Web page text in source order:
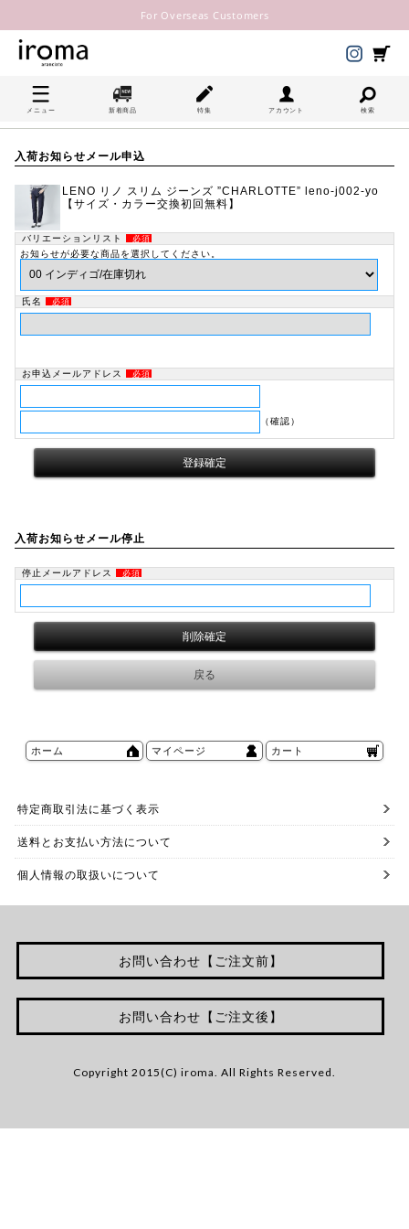
For Overseas Customers
メニュー 新着商品 特集 アカウント 検索
入荷お知らせメール申込
LENO リノ スリム ジーンズ ”CHARLOTTE” leno-j002-yo
【サイズ・カラー交換初回無料】
バリエーションリスト 必須
お知らせが必要な商品を選択してください。
氏名 必須
お申込メールアドレス 必須
（確認）
入荷お知らせメール停止
停止メールアドレス 必須
ホーム マイページ カート
特定商取引法に基づく表示
送料とお支払い方法について
個人情報の取扱いについて
お問い合わせ【ご注文前】
お問い合わせ【ご注文後】
Copyright 2015(C) iroma. All Rights Reserved.